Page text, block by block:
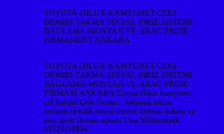
TOYOTA-HILUX-KAMYONET-CEKI-
DEMIRI-TAKMA-SINYAL-PIRIZ-SISTEMI-
BAGLAMA-MONTAJI-VE-ARAC-PROJE-
FIRMAMENT-ANKARA
TOYOTA-HILUX-KAMYONET-CEKI-
DEMIRI-TAKMA-SINYAL-PIRIZ-SISTEMI-
BAGLAMA-MONTAJI-VE-ARAC-PROJE-
FİRMASI-ANKARA Toyota Hilux kamyonet
çift kabinli Çeki Demiri , baglama takma
montajı,elektrik sinyal sistemi montajı ankara ve
araç proje firması ankara Usta Mühendislik
05323118894